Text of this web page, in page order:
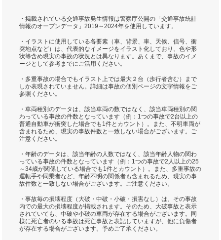
・掲載されている交通事故発生情報は警察庁公開の「交通事故統計
情報のオープンデータ」2019～2024年を使用しています。
・イラストに使用している各要素（車、背景、車、天候、信号、衝
突地点など）は、代表的なイメージをイラスト化しており、色や形
状等含め現実の事故の状況とは異なります。あくまで、事故のイメ
ージとして参考までにご活用ください。
・多重事故の場合でもイラスト上では最大２台（歩行者含む）まで
しか表現されていません。詳細は事故の個別ページの文字情報をご
参照ください。
・車両種別のデータは、該当車両の数ではなく、該当車両種別の関
わっている事故の件数となっています（例：1つの事故で2台以上の
普通自動車が衝突した場合でも1件とカウント）。また、不明車両が
含まれるため、現実の事故件数と一致しない場合がございます。ご
注意ください。
・年齢のデータは、該当年齢の人数ではなく、該当年齢人物の関わ
っている事故の件数となっています（例：1つの事故で2人以上の25
～34歳が関係している場合でも1件とカウント）。また、多重事故の
運転手や同乗者など、年齢不明の関係者も含まれるため、現実の事
故件数と一致しない場合がございます。ご注意ください。
・事故毎の損壊程度（大破・中破・小破・損害なし）は、その事故
内での最大の損壊程度が掲載されます。そのため、大破事故と表示
されていても、中破や小破の車両が存在する場合がございます。同
様に死亡者のいる事故は死亡事故と表記していますが、他に負傷者
が存在する場合がございます。予めご了承ください。